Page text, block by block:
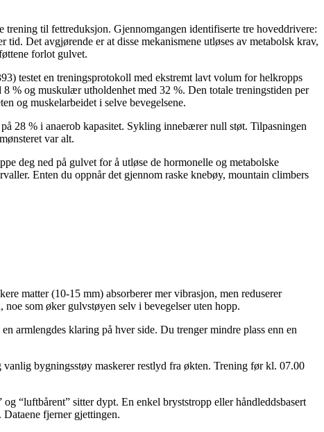
til fettreduksjon. Gjennomgangen identifiserte tre hoveddrivere:
Det avgjørende er at disse mekanismene utløses av metabolsk krav,
forlot gulvet.
testet en treningsprotokoll med ekstremt lavt volum for helkropps
% og muskulær utholdenhet med 32 %. Den totale treningstiden per
og muskelarbeidet i selve bevegelsene.
28 % i anaerob kapasitet. Sykling innebærer null støt. Tilpasningen
var alt.
deg ned på gulvet for å utløse de hormonelle og metabolske
Enten du oppnår det gjennom raske knebøy, mountain climbers
matter (10-15 mm) absorberer mer vibrasjon, men reduserer
som øker gulvstøyen selv i bevegelser uten hopp.
armlengdes klaring på hver side. Du trenger mindre plass enn en
bygningsstøy maskerer restlyd fra økten. Trening før kl. 07.00
“luftbårent” sitter dypt. En enkel bryststropp eller håndleddsbasert
fjerner gjettingen.